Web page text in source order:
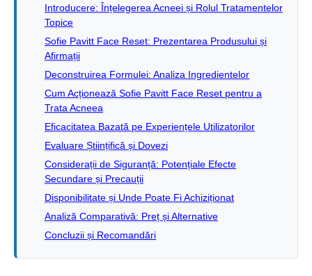
Introducere: Înțelegerea Acneei și Rolul Tratamentelor
Topice
Sofie Pavitt Face Reset: Prezentarea Produsului și
Afirmații
Deconstruirea Formulei: Analiza Ingredientelor
Cum Acționează Sofie Pavitt Face Reset pentru a
Trata Acneea
Eficacitatea Bazată pe Experiențele Utilizatorilor
Evaluare Științifică și Dovezi
Considerații de Siguranță: Potențiale Efecte
Secundare și Precauții
Disponibilitate și Unde Poate Fi Achiziționat
Analiză Comparativă: Preț și Alternative
Concluzii și Recomandări